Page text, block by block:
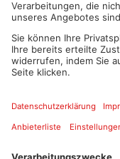
Mehr aus Sport